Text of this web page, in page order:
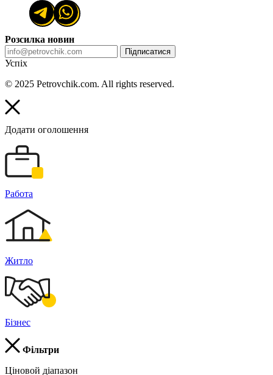
Розсилка новин
Підписатися
Успіх
© 2025 Petrovchik.com. All rights reserved.
Додати оголошення
Работа
Житло
Бізнес
Фільтри
Ціновой діапазон